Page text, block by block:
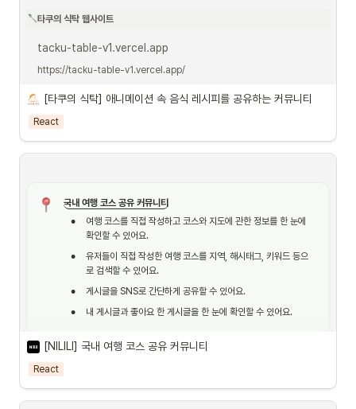
OHZU 사용 스택 및 기술적 의사 결정
타쿠의 식탁 웹사이트
tacku-table-v1.vercel.app
https://tacku-table-v1.vercel.app/
아키텍쳐
DB관리(백엔드) : TMDB  ⇒  REST API로 서버와 실시간 통신, firebase
이용하여 데이터 관리
깃, 깃허브, 슬랙, 노션 , 구글 스프레드시트
: vercel
[타쿠의 식탁] 애니메이션 속 음식 레시피를 공유하는 커뮤니티
React
국내 여행 코스 공유 커뮤니티
•
여행 코스를 직접 작성하고 코스와 지도에 관한 정보를 한 눈에
확인할 수 있어요.
•
유저들이 직접 작성한 여행 코스를 지역, 해시태그, 키워드 등으
로 검색할 수 있어요.
• 게시글을 SNS로 간단하게 공유할 수 있어요.
• 내 게시글과 좋아요 한 게시글을 한 눈에 확인할 수 있어요.
• 서비스 둘러보기 : 홈페이지
[NILILI] 국내 여행 코스 공유 커뮤니티
React